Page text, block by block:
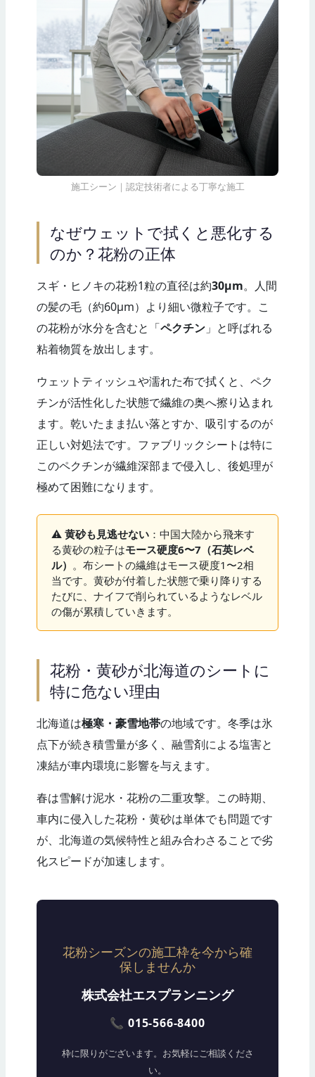
施工シーン｜認定技術者による丁寧な施工
なぜウェットで拭くと悪化する
のか？花粉の正体
スギ・ヒノキの花粉1粒の直径は約30μm。人間
の髪の毛（約60μm）より細い微粒子です。こ
の花粉が水分を含むと「ペクチン 」と呼ばれる
粘着物質を放出します。
ウェットティッシュや濡れた布で拭くと、ペク
チンが活性化した状態で繊維の奥へ擦り込まれ
ます。乾いたまま払い落とすか、吸引するのが
正しい対処法です。ファブリックシートは特に
このペクチンが繊維深部まで侵入し、後処理が
極めて困難になります。
⚠️黄砂も見逃せない ：中国大陸から飛来す
る黄砂の粒子はモース硬度6〜7（石英レベ
ル） 。布シートの繊維はモース硬度1〜2相
当です。黄砂が付着した状態で乗り降りする
たびに、ナイフで削られているようなレベル
の傷が累積していきます。
花粉・黄砂が北海道のシートに
特に危ない理由
北海道は極寒・豪雪地帯の地域です。冬季は氷
点下が続き積雪量が多く、融雪剤による塩害と
凍結が車内環境に影響を与えます。
春は雪解け泥水・花粉の二重攻撃。この時期、
車内に侵入した花粉・黄砂は単体でも問題です
が、北海道の気候特性と組み合わさることで劣
化スピードが加速します。
花粉シーズンの施工枠を今から確
保しませんか
株式会社エスプランニング
📞 015-566-8400
枠に限りがございます。お気軽にご相談くださ
い。